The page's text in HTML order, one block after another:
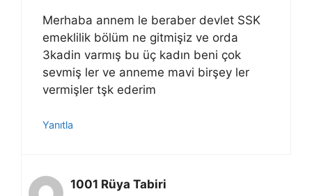
Merhaba annem le beraber devlet SSK
emeklilik bölüm ne gitmişiz ve orda
3kadin varmış bu üç kadın beni çok
sevmiş ler ve anneme mavi birşey ler
vermişler tşk ederim
Yanıtla
1001 Rüya Tabiri